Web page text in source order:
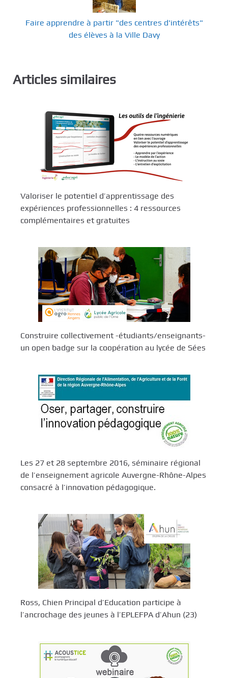
Faire apprendre à partir "des centres d'intérêts"
des élèves à la Ville Davy
Articles similaires
Valoriser le potentiel d’apprentissage des
expériences professionnelles : 4 ressources
complémentaires et gratuites
Construire collectivement -étudiants/enseignants-
un open badge sur la coopération au lycée de Sées
Les 27 et 28 septembre 2016, séminaire régional
de l’enseignement agricole Auvergne-Rhône-Alpes
consacré à l’innovation pédagogique.
Ross, Chien Principal d’Education participe à
l’ancrochage des jeunes à l’EPLEFPA d’Ahun (23)